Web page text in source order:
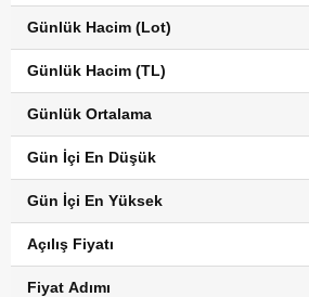
Günlük Hacim (Lot)
Günlük Hacim (TL)
Günlük Ortalama
Gün İçi En Düşük
Gün İçi En Yüksek
Açılış Fiyatı
Fiyat Adımı